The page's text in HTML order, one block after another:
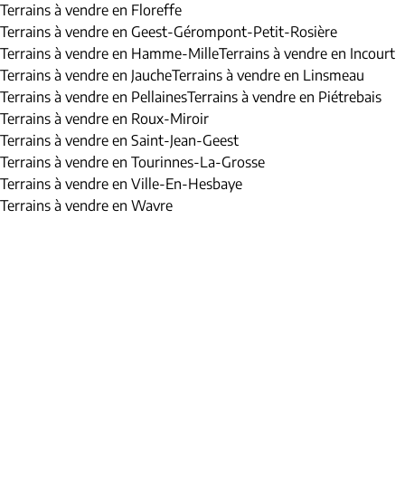
Chercher
Terrains à vendre en Floreffe
Terrains à vendre en Geest-Gérompont-Petit-Rosière
Terrains à vendre en Hamme-MilleTerrains à vendre en Incourt
Terrains à vendre en JaucheTerrains à vendre en Linsmeau
Terrains à vendre en PellainesTerrains à vendre en Piétrebais
Terrains à vendre en Roux-Miroir
Terrains à vendre en Saint-Jean-Geest
Terrains à vendre en Tourinnes-La-Grosse
Terrains à vendre en Ville-En-Hesbaye
Terrains à vendre en Wavre